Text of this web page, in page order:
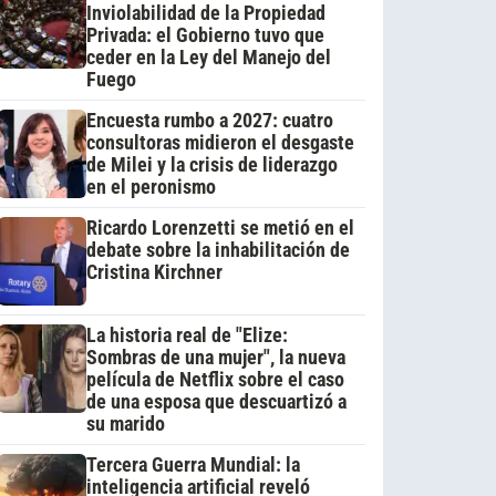
Inviolabilidad de la Propiedad
Privada: el Gobierno tuvo que
ceder en la Ley del Manejo del
Fuego
Encuesta rumbo a 2027: cuatro
consultoras midieron el desgaste
de Milei y la crisis de liderazgo
en el peronismo
Ricardo Lorenzetti se metió en el
debate sobre la inhabilitación de
Cristina Kirchner
La historia real de "Elize:
Sombras de una mujer", la nueva
película de Netflix sobre el caso
de una esposa que descuartizó a
su marido
Tercera Guerra Mundial: la
inteligencia artificial reveló